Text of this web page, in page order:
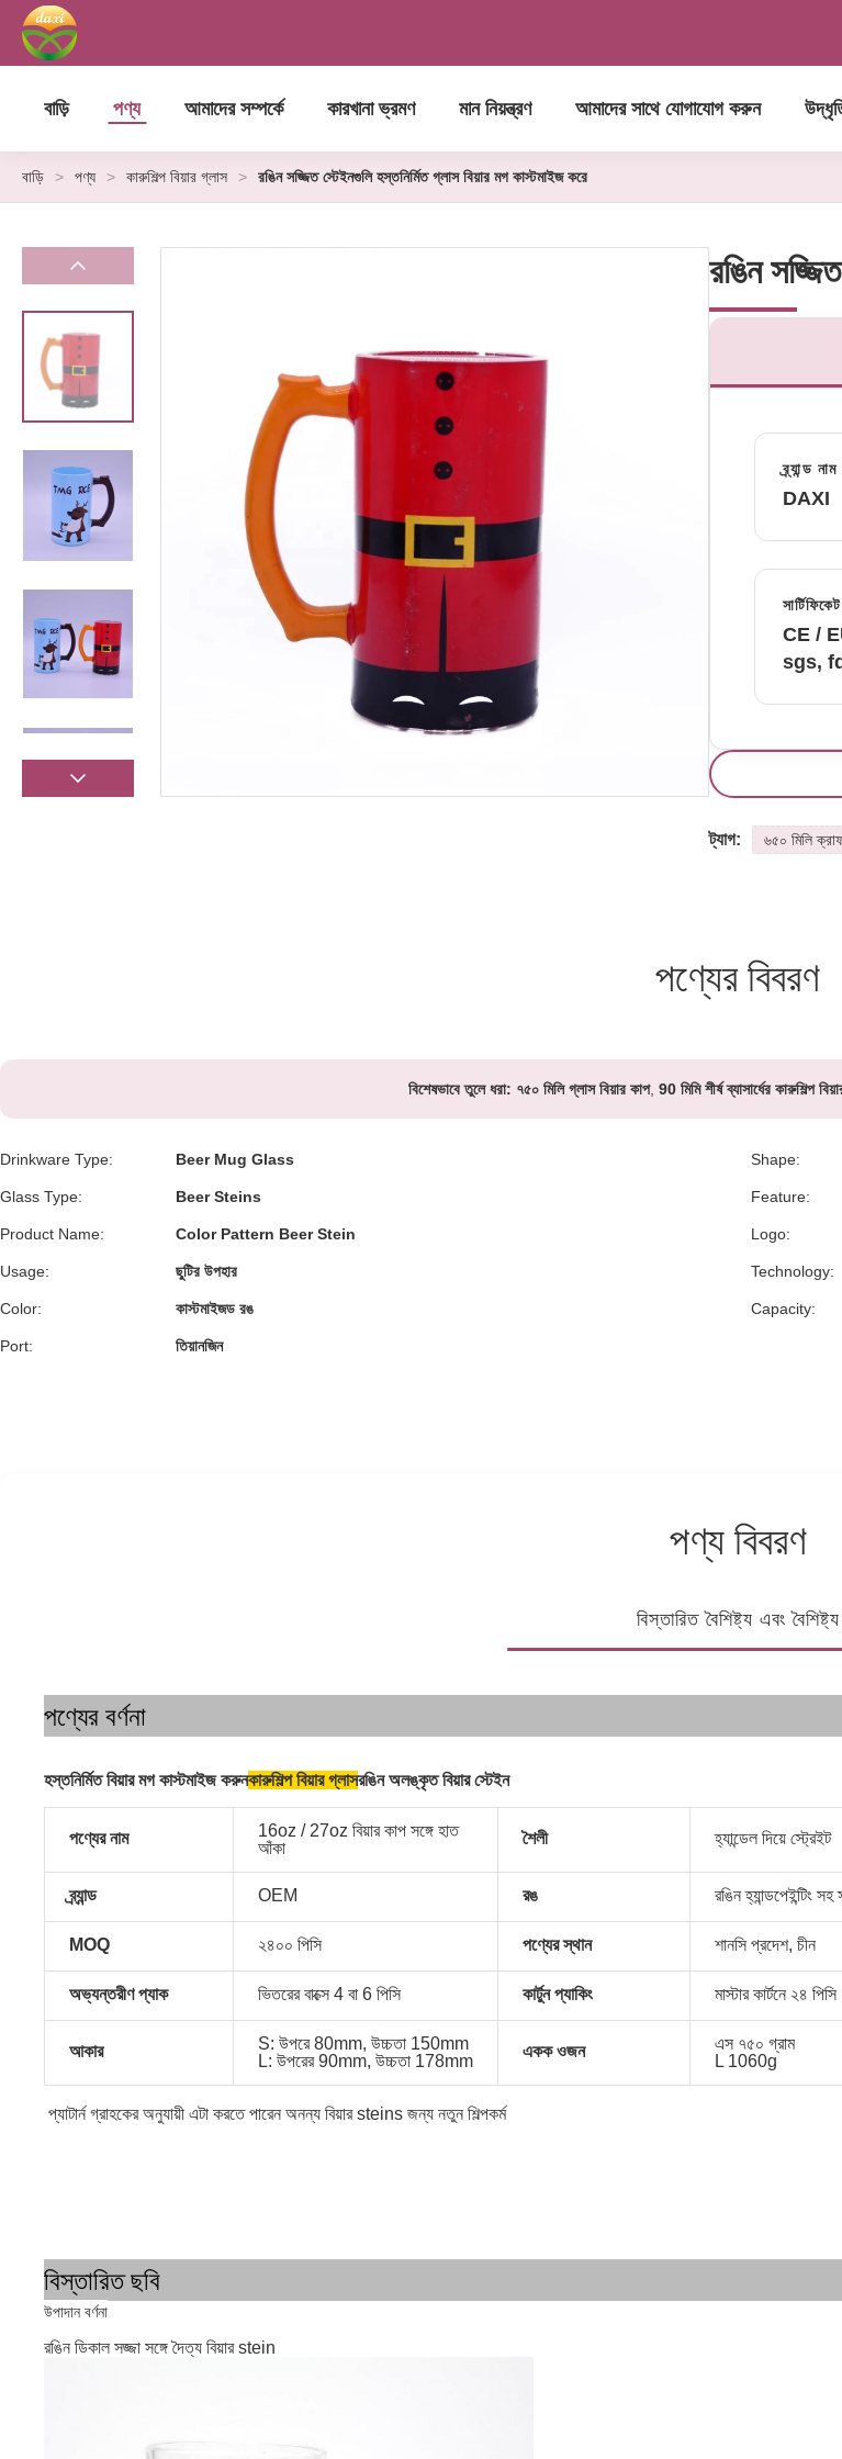
বাড়ি পণ্য আমাদের সম্পর্কে কারখানা ভ্রমণ মান নিয়ন্ত্রণ আমাদের সাথে যোগাযোগ করুন
বাড়ি > পণ্য > কারুশিল্প বিয়ার গ্লাস > রঙিন সজ্জিত স্টেইনগুলি হস্তনির্মিত গ্লাস বিয়ার মগ কাস্টমাইজ করে
রঙিন
ব্র্যান্ড নাম
DAXI
সার্টিফিকেট
CE /
sgs,
ট্যাগ: ৬৫০ মিলি
পণ্যের বিবরণ
বিশেষভাবে তুলে ধরা: ৭৫০ মিলি গ্লাস বিয়ার কাপ, 90 মিমি শীর্ষ ব্যাসার্ধের কারুশিল্প
Drinkware Type: Beer Mug Glass Shape:
Glass Type: Beer Steins Feature:
Product Name: Color Pattern Beer Stein Logo:
Usage: ছুটির উপহার Technology:
Color: কাস্টমাইজড রঙ Capacity:
Port: তিয়ানজিন
পণ্য বিবরণ
বিস্তারিত বৈশিষ্ট্য এবং বৈশিষ্ট্য
পণ্যের বর্ণনা
হস্তনির্মিত বিয়ার মগ কাস্টমাইজ করুনকারুশিল্প বিয়ার গ্লাসরঙিন অলঙ্কৃত বিয়ার স্টেইন
পণ্যের নাম
16oz / 27oz বিয়ার কাপ সঙ্গে হাত
আঁকা
শৈলী হ্যান্ডেল দিয়ে স্ট্রেইট
ব্র্যান্ড OEM রঙ রঙিন হ্যান্ডপেইন্টিং
MOQ ২৪০০ পিসি পণ্যের স্থান শানসি প্রদেশ, চীন
অভ্যন্তরীণ প্যাক ভিতরের বাক্সে 4 বা 6 পিসি কার্টুন প্যাকিং মাস্টার কার্টনে ২৪ পিসি
আকার
S: উপরে 80mm, উচ্চতা 150mm
L: উপরের 90mm, উচ্চতা 178mm
একক ওজন
এস ৭৫০ গ্রাম
L 1060g
প্যাটার্ন গ্রাহকের অনুযায়ী এটা করতে পারেন অনন্য বিয়ার steins জন্য নতুন শিল্পকর্ম
বিস্তারিত ছবি
উপাদান বর্ণনা
রঙিন ডিকাল সজ্জা সঙ্গে দৈত্য বিয়ার stein